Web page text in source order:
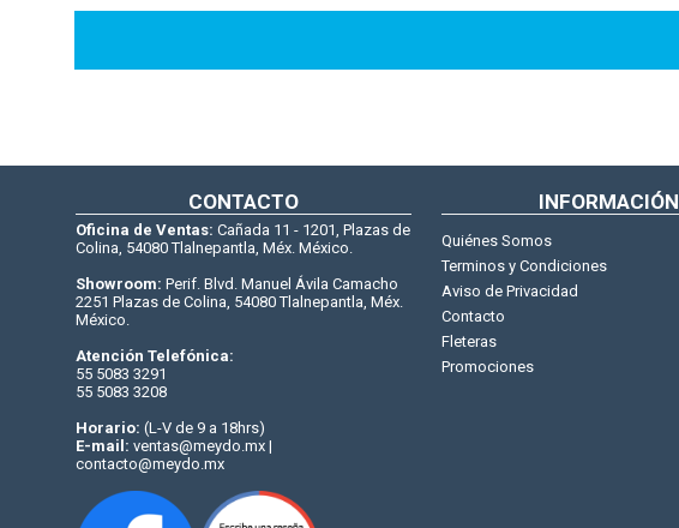
CONTACTO
Oficina de Ventas: Cañada 11 - 1201, Plazas de
Colina, 54080 Tlalnepantla, Méx. México.
Showroom: Perif. Blvd. Manuel Ávila Camacho
2251 Plazas de Colina, 54080 Tlalnepantla, Méx.
México.
Atención Telefónica:
55 5083 3291
55 5083 3208
Horario: (L-V de 9 a 18hrs)
E-mail: ventas@meydo.mx |
contacto@meydo.mx
INFORMACIÓN
Quiénes Somos
Terminos y Condiciones
Aviso de Privacidad
Contacto
Fleteras
Promociones